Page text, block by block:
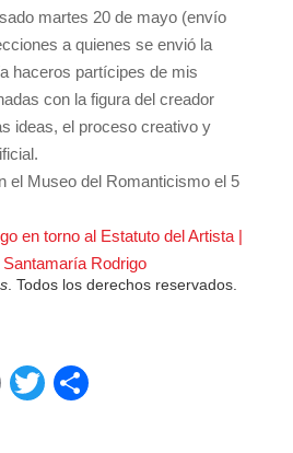
martes 20 de mayo (envío
a quienes se envió la
haceros partícipes de mis
con la figura del creador
ideas, el proceso creativo y
el Museo del Romanticismo el 5
en torno al Estatuto del Artista |
Rodrigo
. Todos los derechos reservados.
E T C